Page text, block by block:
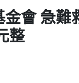
金會 急
整